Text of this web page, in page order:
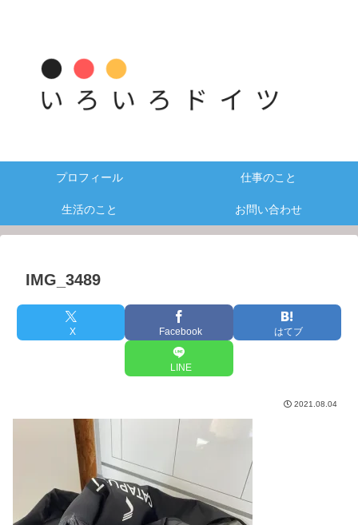
プロフィール 仕事のこと
生活のこと お問い合わせ
IMG_3489
X Facebook はてブ
LINE
2021.08.04